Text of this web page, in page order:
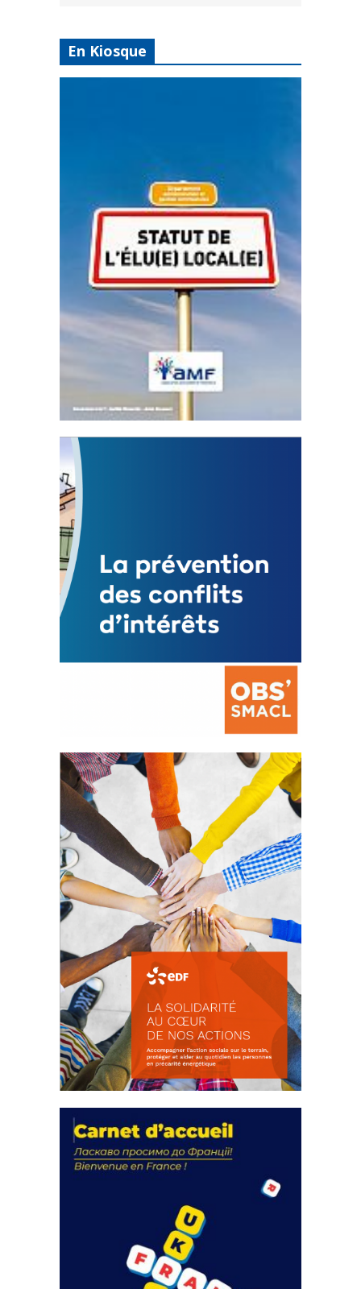
En Kiosque
Statut de l’élu local
3 avril 2024
Mise à jour avril 2024
FEUILLETER
La prévention des conflits
d’intérêts
18 septembre 2023
FEUILLETER
actions
18 septembre 2023
FEUILLETER